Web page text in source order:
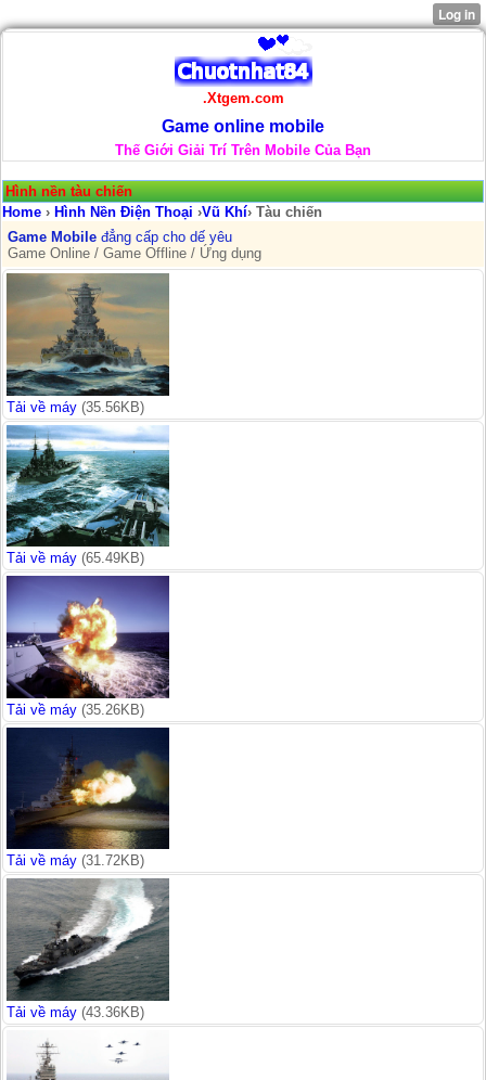
.Xtgem.com
Game online mobile
Thế Giới Giải Trí Trên Mobile Của Bạn
Hình nền tàu chiến
Home › Hình Nền Điện Thoại ›Vũ Khí› Tàu chiến
Game Mobile đẳng cấp cho dế yêu
Game Online / Game Offline / Ứng dụng
Tải về máy (35.56KB)
Tải về máy (65.49KB)
Tải về máy (35.26KB)
Tải về máy (31.72KB)
Tải về máy (43.36KB)